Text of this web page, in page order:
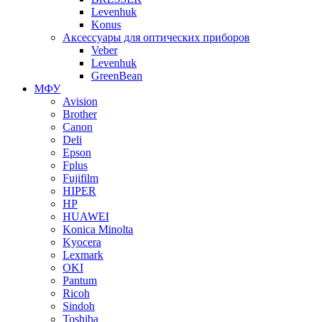
Levenhuk
Konus
Аксессуары для оптических приборов
Veber
Levenhuk
GreenBean
МФУ
Avision
Brother
Canon
Deli
Epson
Fplus
Fujifilm
HIPER
HP
HUAWEI
Konica Minolta
Kyocera
Lexmark
OKI
Pantum
Ricoh
Sindoh
Toshiba